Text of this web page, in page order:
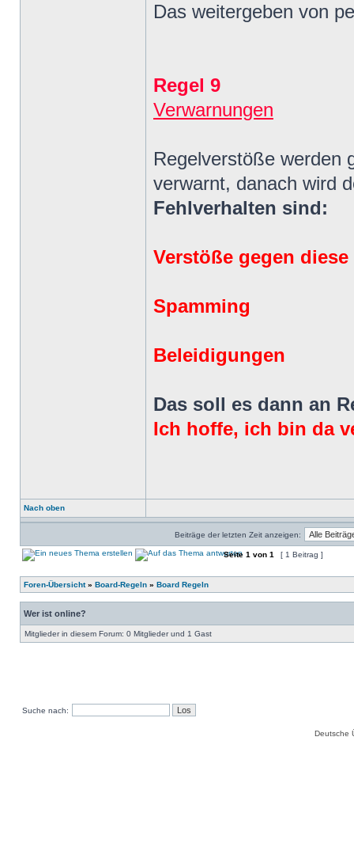
Das weitergeben von
Regel 9
Verwarnungen
Regelverstöße werden
verwarnt, danach wird
Fehlverhalten sind:
Verstöße gegen
Spamming
Beleidigungen
Das soll es dann an
Ich hoffe, ich bin da
Nach oben
Beiträge der letzten Zeit anzeigen:
Seite 1 von 1 [ 1 Beitrag ]
Foren-Übersicht» Board-Regeln » Board Regeln
Wer ist online?
Mitglieder in diesem Forum: 0 Mitglieder und 1 Gast
Suche nach:
Deutsche